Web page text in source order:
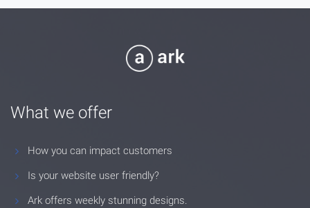
What we offer
How you can impact customers
Is your website user friendly?
Ark offers weekly stunning designs.